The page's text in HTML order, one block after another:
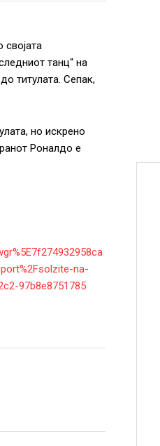
танц“ на
титулата. Сепак,
но искрено
Роналдо е
na-
97b8e8751785